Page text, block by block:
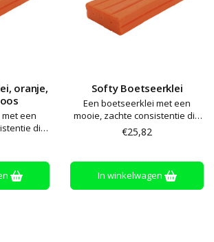
oranje,
een
die
Alle
te
– zelfs
Glutenvrij
Softy Boetseerklei
Een boetseerklei met een
mooie, zachte consistentie die
niet uitdroogt of afgeeft. Alle
kleuren zijn onderling
bewerken en te vormen – zelfs
voor kleine handen. Glutenvrij
en vegan
€25,82
In winkelwagen